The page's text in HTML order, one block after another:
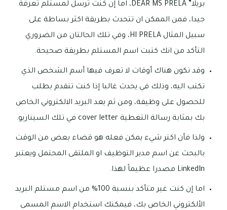
بريلا” DEAR MS PRELA، اما إن كنت ترسل لمستلم تعرفة
جيدا، فمن الممكن ان تتحدث بطريقة اكثر بساطة على
سبيل المثال HI PRELA، وفي تلك الحالتان من الضروري
التأكد من انك كتبت اسم المستلم بطريقة صحيحة.
وقد تكون هناك أوقات لا تعرف فيها أسم الشخص الذي
تكتب اليه، وذلك في يحدث غالبا إذا كنت تتقدم بطلب
للحصول على وظيفة، ومن ثم يعد البريد الالكتروني الخاص
بك بمثابة رسالة التغطية cover letter في تلك السيناريو.
ولذا فأن اكتر شيء يمكن فعله هو قضاء بعض من الوقت
بالبحث عن اسم مدير التوظيف او الملتقى المحتمل ويعتبر
LinkedIn مصدرا عظيماً لهذا.
اما إن كنت غير متأكد بنسبة 100% من اسم مستلم البريد
الألكتروني الخاص بك، فيمكنك استخدام الاسم المسمى